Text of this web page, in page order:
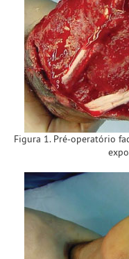
Figura 1. Pré-operatório